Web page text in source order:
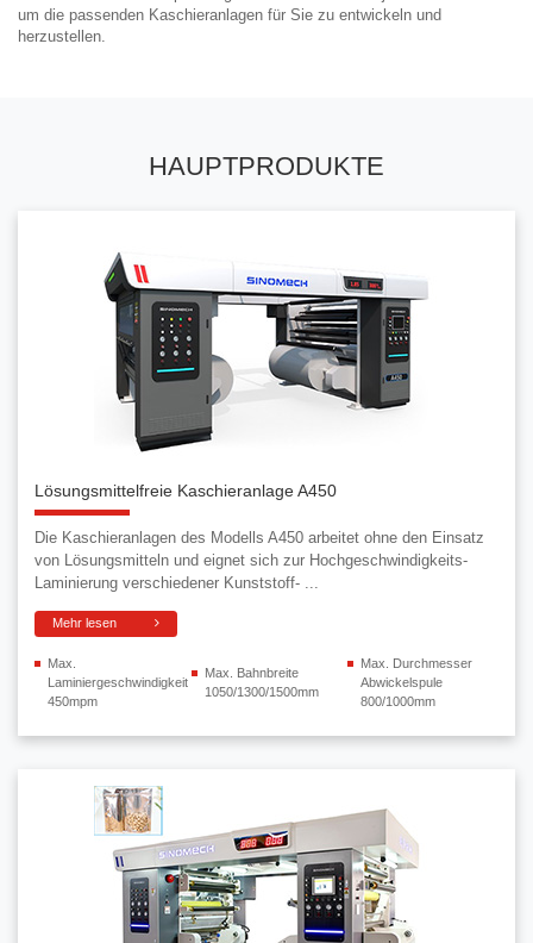
um die passenden Kaschieranlagen für Sie zu entwickeln und
herzustellen.
HAUPTPRODUKTE
Lösungsmittelfreie Kaschieranlage A450
Die Kaschieranlagen des Modells A450 arbeitet ohne den Einsatz
von Lösungsmitteln und eignet sich zur Hochgeschwindigkeits-
Laminierung verschiedener Kunststoff- ...
Mehr lesen
Max.
Laminiergeschwindigkeit
450mpm
Max. Bahnbreite
1050/1300/1500mm
Max. Durchmesser
Abwickelspule
800/1000mm